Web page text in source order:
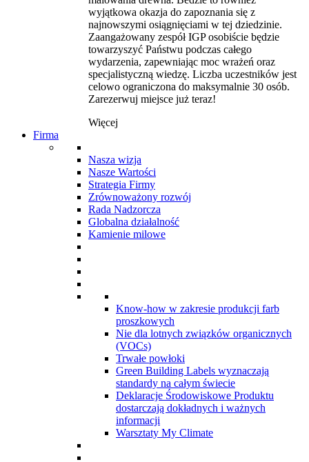
wyjątkowa okazja do zapoznania się z
najnowszymi osiągnięciami w tej dziedzinie.
Zaangażowany zespół IGP osobiście będzie
towarzyszyć Państwu podczas całego
wydarzenia, zapewniając moc wrażeń oraz
specjalistyczną wiedzę. Liczba uczestników jest
celowo ograniczona do maksymalnie 30 osób.
Zarezerwuj miejsce już teraz!
Więcej
Firma
Nasza wizja
Nasze Wartości
Strategia Firmy
Zrównoważony rozwój
Rada Nadzorcza
Globalna działalność
Kamienie milowe
Know-how w zakresie produkcji farb
proszkowych
Nie dla lotnych związków organicznych
(VOCs)
Trwałe powłoki
Green Building Labels wyznaczają
standardy na całym świecie
Deklaracje Środowiskowe Produktu
dostarczają dokładnych i ważnych
informacji
Warsztaty My Climate